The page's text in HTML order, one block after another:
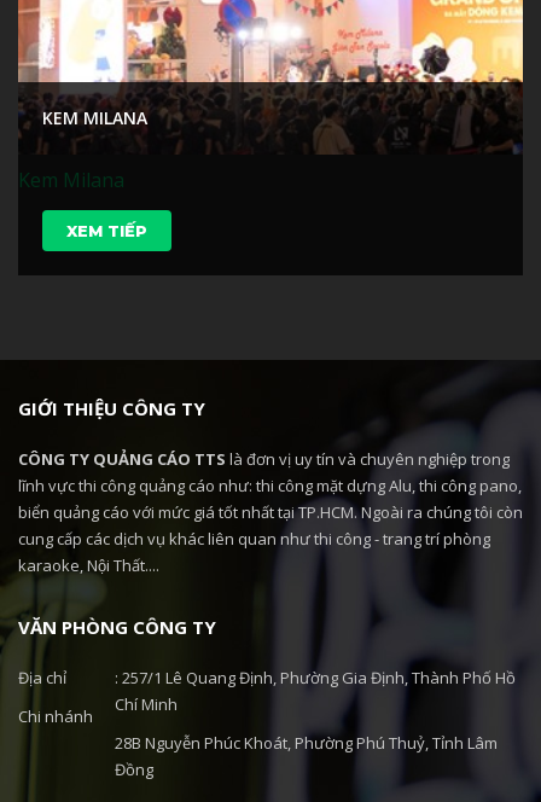
KEM MILANA
XEM TIẾP
Kem Milana
GIỚI THIỆU CÔNG TY
CÔNG TY QUẢNG CÁO TTS là đơn vị uy tín và chuyên nghiệp trong
lĩnh vực thi công quảng cáo như: thi công mặt dựng Alu, thi công pano,
biển quảng cáo với mức giá tốt nhất tại TP.HCM. Ngoài ra chúng tôi còn
cung cấp các dịch vụ khác liên quan như thi công - trang trí phòng
karaoke, Nội Thất....
VĂN PHÒNG CÔNG TY
Địa chỉ
Chi nhánh
: 257/1 Lê Quang Định, Phường Gia Định, Thành Phố Hồ
Chí Minh
28B Nguyễn Phúc Khoát, Phường Phú Thuỷ, Tỉnh Lâm
Đồng